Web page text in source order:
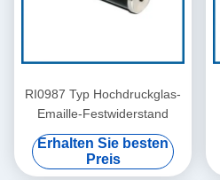
RI0987 Typ Hochdruckglas-
Emaille-Festwiderstand
Erhalten Sie besten
Preis